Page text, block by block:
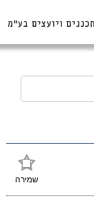
שמירה